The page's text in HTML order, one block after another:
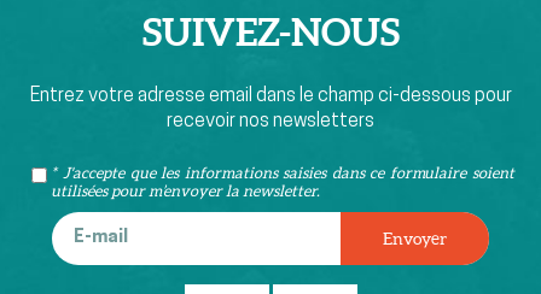
SUIVEZ-NOUS
Entrez votre adresse email dans le champ ci-dessous pour
recevoir nos newsletters
* J'accepte que les informations saisies dans ce formulaire soient
utilisées pour m’envoyer la newsletter.